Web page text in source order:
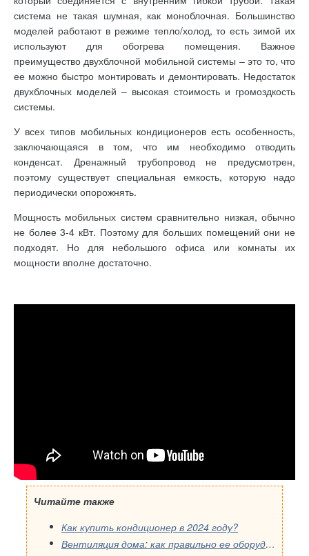
система не такая шумная, как моноблочная. Большинство
моделей работают в режиме тепло/холод, то есть зимой их
используют для обогрева помещения. Важное
преимущество двухблочной мобильной системы – это то, что
ее можно быстро монтировать и демонтировать. Недостаток
двухблочных моделей – высокая стоимость и громоздкость
системы.
У всех типов мобильных кондиционеров есть особенность,
заключающаяся в том, что им необходимо отводить
конденсат. Дренажный трубопровод не предусмотрен,
поэтому существует специальная емкость, которую надо
периодически опорожнять.
Мощность мобильных систем сравнительно низкая, обычно
не более 3-4 кВт. Поэтому для больших помещений они не
подходят. Но для небольшого офиса или комнаты их
мощности вполне достаточно.
Читайте также
Как купить кондиционер в 2024 году?
Вентиляция дома: как правильно ее оборудовать